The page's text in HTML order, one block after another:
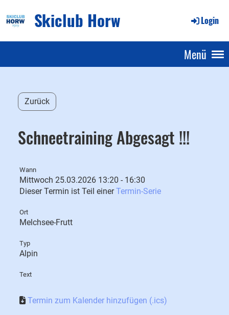
Skiclub Horw Login
Menü
Zurück
Schneetraining Abgesagt !!!
Wann
Mittwoch 25.03.2026 13:20 - 16:30
Dieser Termin ist Teil einerTermin-Serie
Ort
Melchsee-Frutt
Typ
Alpin
Text
Termin zum Kalender hinzufügen (.ics)